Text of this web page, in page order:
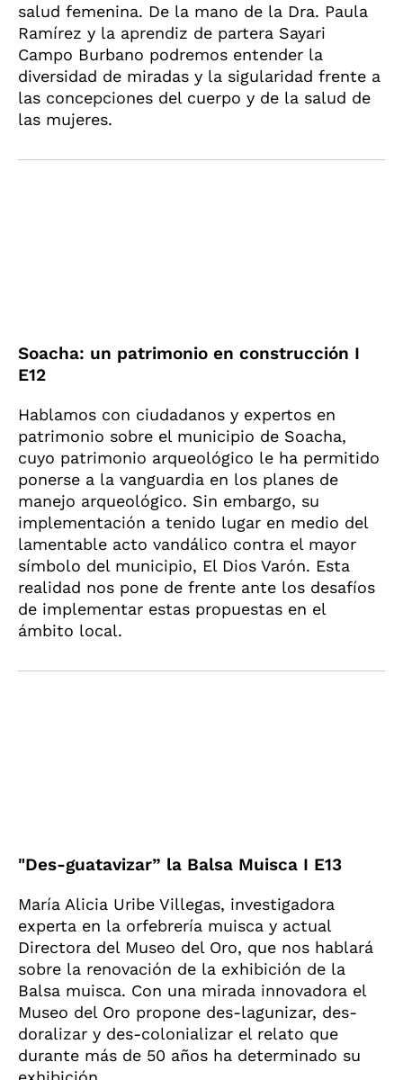
salud femenina. De la mano de la Dra. Paula
Ramírez y la aprendiz de partera Sayari
Campo Burbano podremos entender la
diversidad de miradas y la sigularidad frente a
las concepciones del cuerpo y de la salud de
las mujeres.
Soacha: un patrimonio en construcción I
E12
Hablamos con ciudadanos y expertos en
patrimonio sobre el municipio de Soacha,
cuyo patrimonio arqueológico le ha permitido
ponerse a la vanguardia en los planes de
manejo arqueológico. Sin embargo, su
implementación a tenido lugar en medio del
lamentable acto vandálico contra el mayor
símbolo del municipio, El Dios Varón. Esta
realidad nos pone de frente ante los desafíos
de implementar estas propuestas en el
ámbito local.
"Des-guatavizar” la Balsa Muisca I E13
María Alicia Uribe Villegas, investigadora
experta en la orfebrería muisca y actual
Directora del Museo del Oro, que nos hablará
sobre la renovación de la exhibición de la
Balsa muisca. Con una mirada innovadora el
Museo del Oro propone des-lagunizar, des-
doralizar y des-colonializar el relato que
durante más de 50 años ha determinado su